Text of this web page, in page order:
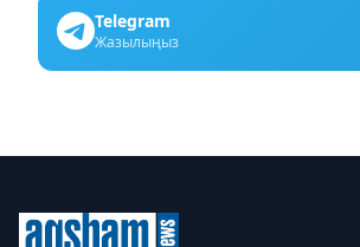
Telegram
Жазылыңыз